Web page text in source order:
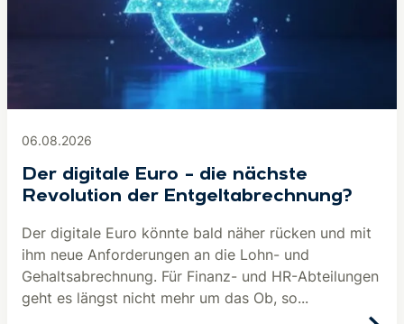
06.08.2026
Der digitale Euro – die nächste
Revolution der Entgeltabrechnung?
Der digitale Euro könnte bald näher rücken und mit
ihm neue Anforderungen an die Lohn- und
Gehaltsabrechnung. Für Finanz- und HR-Abteilungen
geht es längst nicht mehr um das Ob, so...